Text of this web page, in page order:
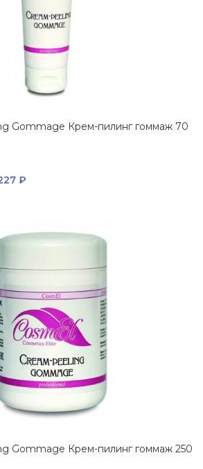
Gommage Крем-пилинг гоммаж 70
₽
Gommage Крем-пилинг гоммаж 250